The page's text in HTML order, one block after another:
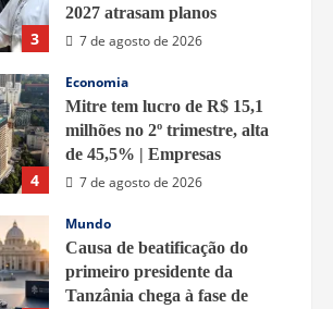
3
2027 atrasam planos
7 de agosto de 2026
4
Economia
Mitre tem lucro de R$ 15,1
milhões no 2º trimestre, alta
de 45,5% | Empresas
7 de agosto de 2026
Mundo
Causa de beatificação do
primeiro presidente da
Tanzânia chega à fase de